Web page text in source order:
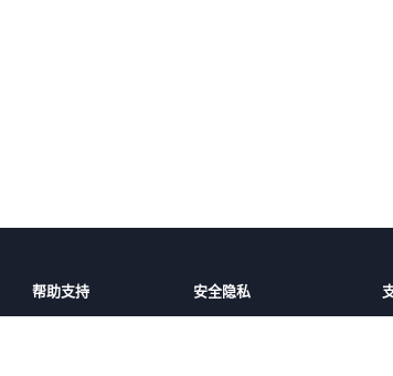
帮助支持 安全隐私